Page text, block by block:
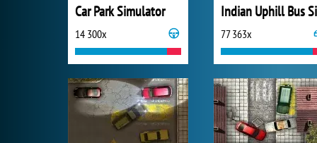
Car Park Simulator
14 300x 77 363x